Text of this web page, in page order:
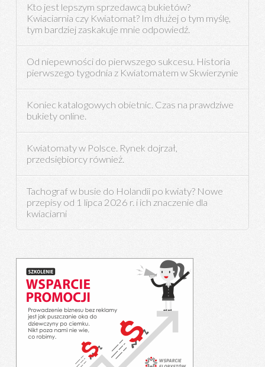
Kto jest lepszym sprzedawcą bukietów?
Kwiaciarnia czy Kwiatomat? Im dłużej o tym myślę,
tym bardziej zaskakuje mnie odpowiedź.
Od niepewności do pierwszego sukcesu. Historia
pierwszego tygodnia z Kwiatomatem w Skwierzynie
Koniec katalogowych obietnic. Czas na prawdziwe
bukiety online.
Kwiatomaty w Polsce. Rynek dojrzał,
przedsiębiorcy również.
Tachograf w busie do Holandii po kwiaty? Nowe
przepisy od 1 lipca 2026 r. i ich znaczenie dla
kwiaciarni